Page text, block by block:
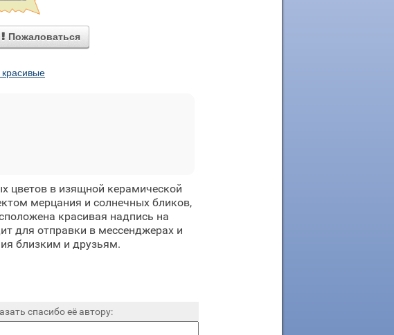
 Пожаловаться
красивые
цветов в изящной керамической
мерцания и солнечных бликов,
красивая надпись на
для отправки в мессенджерах и
близким и друзьям.
спасибо её автору: